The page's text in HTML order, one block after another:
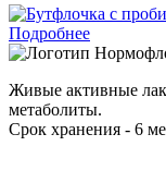
Подробнее
Живые активные
метаболиты.
Срок хранения - 6